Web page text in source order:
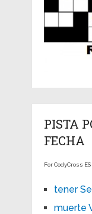
PISTA
FECHA
For CodyCross ES
tener
muerte